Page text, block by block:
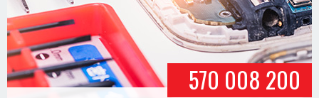
570 008 200